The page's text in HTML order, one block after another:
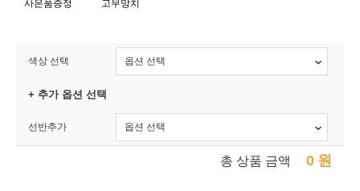
사은품증정 고무망치
색상 선택
+ 추가 옵션 선택
선반추가
총 상품 금액 0 원